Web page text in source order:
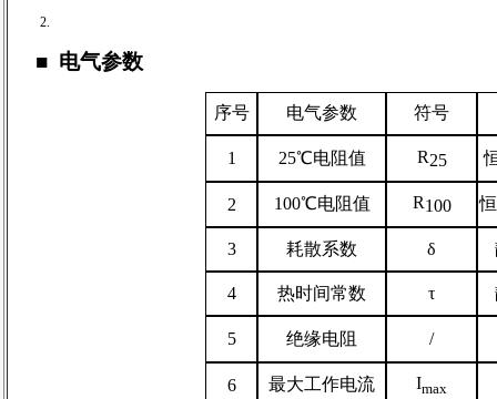
■ 电气参数
序号 电气参数 符号
1 25℃电阻值 R25
2 100℃电阻值 R100
3 耗散系数 δ
4 热时间常数 τ
5 绝缘电阻 /
6 最大工作电流 Imax